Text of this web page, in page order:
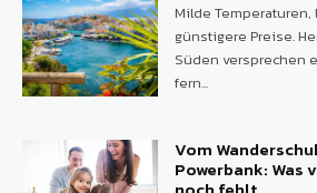
Milde Temperaturen,
günstigere Preise.
Süden versprechen
fern...
Vom
Powerbank: Was